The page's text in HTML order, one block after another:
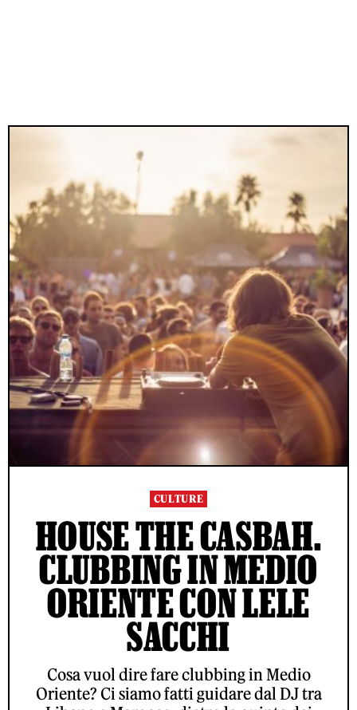
CULTURE
HOUSE THE CASBAH.
CLUBBING IN MEDIO
ORIENTE CON LELE
SACCHI
Cosa vuol dire fare clubbing in Medio
Oriente? Ci siamo fatti guidare dal DJ tra